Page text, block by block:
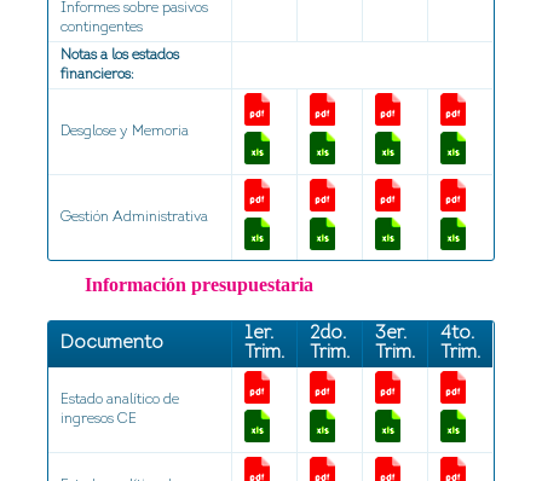
Informes sobre pasivos
contingentes
Notas a los estados
financieros:
Desglose y Memoria
Gestión Administrativa
Información presupuestaria
Documento
1er.
Trim.
2do.
Trim.
3er.
Trim.
4to.
Trim.
Estado analítico de
ingresos CE